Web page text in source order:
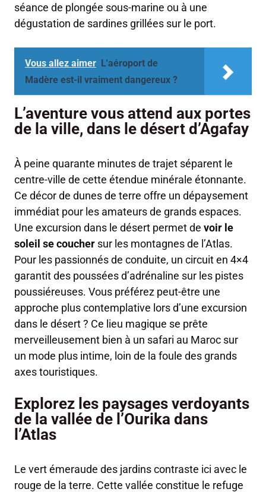
séance de plongée sous-marine ou à une
dégustation de sardines grillées sur le port.
Vous allez aimer L'aéroport de
Madère est-il vraiment dangereux ?
L’aventure vous attend aux portes
de la ville, dans le désert d’Agafay
À peine quarante minutes de trajet séparent le
centre-ville de cette étendue minérale étonnante.
Ce décor de dunes de terre offre un dépaysement
immédiat pour les amateurs de grands espaces.
Une excursion dans le désert permet de voir le
soleil se coucher sur les montagnes de l’Atlas.
Pour les passionnés de conduite, un circuit en 4×4
garantit des poussées d’adrénaline sur les pistes
poussiéreuses. Vous préférez peut-être une
approche plus contemplative lors d’une excursion
dans le désert ? Ce lieu magique se prête
merveilleusement bien à un safari au Maroc sur
un mode plus intime, loin de la foule des grands
axes touristiques.
Explorez les paysages verdoyants
de la vallée de l’Ourika dans
l’Atlas
Le vert émeraude des jardins contraste ici avec le
rouge de la terre. Cette vallée constitue le refuge